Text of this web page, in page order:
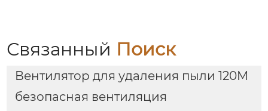
Связанный Поиск
Вентилятор для удаления пыли 120M
безопасная вентиляция